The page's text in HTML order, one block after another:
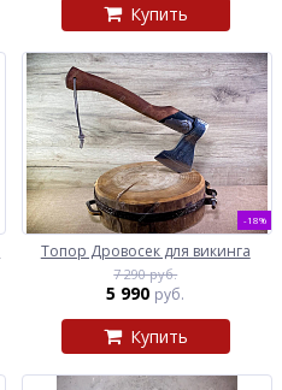
Купить
-18%
Топор Дровосек для викинга
7 290 руб.
5 990 руб.
Купить